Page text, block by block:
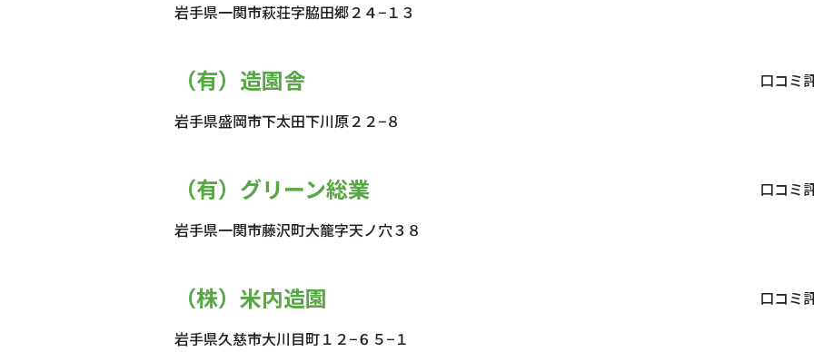
岩手県一関市萩荘字脇田郷２４−１３
（有）造園舎 口コミ
岩手県盛岡市下太田下川原２２−８
（有）グリーン総業 口コミ
岩手県一関市藤沢町大籠字天ノ穴３８
（株）米内造園 口コミ
岩手県久慈市大川目町１２−６５−１